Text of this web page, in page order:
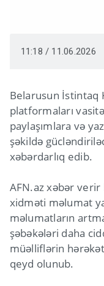
11:18 / 11.06.2026
Belarusun İstintaq
platformaları
paylaşımlara və
şəkildə
xəbərdarlıq edib.
AFN.az xəbər
xidməti məlumat
məlumatların
şəbəkələri daha
müəlliflərin
qeyd olunub.